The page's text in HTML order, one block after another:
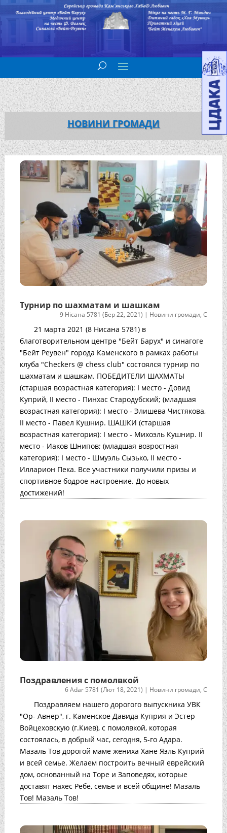
НОВИНИ ГРОМАДИ
Турнир по шахматам и шашкам
9 Нісана 5781 (Бер 22, 2021) | Новини громади,С
21 марта 2021 (8 Нисана 5781) в
благотворительном центре "Бейт Барух" и синагоге
"Бейт Реувен" города Каменского в рамках работы
клуба "Checkers @ chess club" состоялся турнир по
шахматам и шашкам. ПОБЕДИТЕЛИ ШАХМАТЫ
(старшая возрастная категория): I место - Довид
Куприй, II место - Пинхас Стародубский; (младшая
возрастная категория): I место - Элишева Чистякова,
II место - Павел Кушнир. ШАШКИ (старшая
возрастная категория): I место - Михоэль Кушнир. II
место - Иаков Шнипов; (младшая возростная
категория): I место - Шмуэль Сызько, II место -
Илларион Пека. Все участники получили призы и
спортивное бодрое настроение. До новых
достижений!
Поздравления с помолвкой
6 Adar 5781 (Лют 18, 2021) | Новини громади,С
Поздравляем нашего дорогого выпускника УВК
"Ор- Авнер", г. Каменское Давида Куприя и Эстер
Войцеховскую (г.Киев), с помолвкой, которая
состоялась, в добрый час, сегодня, 5-го Адара.
Мазаль Тов дорогой маме жениха Хане Яэль Куприй
и всей семье. Желаем построить вечный еврейский
дом, основанный на Торе и Заповедях, которые
доставят нахес Ребе, семье и всей общине! Мазаль
Тов! Мазаль Тов!